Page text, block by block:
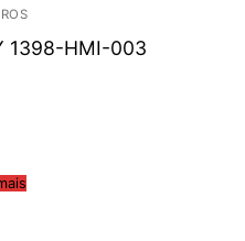
1398-HMI-003